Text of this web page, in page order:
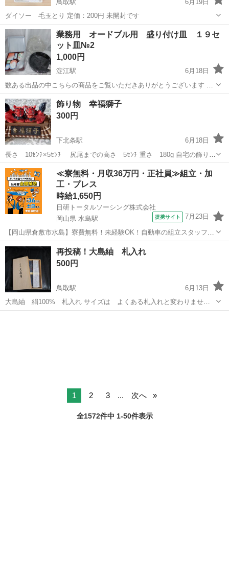
鳥取駅
6月19日
ダイソー 毛玉とり 定価：200円 未開封です
鳥取 鳥取市 鳥取駅 その他
業務用 オードブル用 盛り付け皿 １９セ
ット皿№2
1,000円
淀江駅
6月18日
数ある出品の中こちらの商品をご覧いただきありがとうございます ＊
土曜日の午前中は事前連絡を頂けましたら対応するように致します 土
曜日の午後、日曜日、祝日は対応いたしかねますのでよろしくお願い
いたします ＊仕事の状況...
鳥取 米子市 淀江駅 その他
飾り物 幸福獅子
300円
下北条駅
6月18日
長さ 10ｾﾝﾁ×5ｾﾝﾁ 尻尾までの高さ 5ｾﾝﾁ 重さ 180g 自宅の飾り棚
に置いて保管 画像のボンドの接着部分は当初から ご理解お願いしま
す。 重さがあるので、ペーパーウェイトとして使われてもいいかもし
れません...
鳥取 東伯郡 下北条駅 その他 飾り物
≪寮無料・月収36万円・正社員≫組立・加
工・プレス
時給1,650円
日研トータルソーシング株式会社
岡山県 水島駅
提携サイト 7月23日
【岡山県倉敷市水島】寮費無料！未経験OK！自動車の組立スタッフ
《お仕事No.NS0089》 お仕事について 車の組立作業です。専用レール
に乗って流れてくる車の骨組みに、車内外の各部品・ハンドル・足回
り・ドア・シートなどの各...
岡山 倉敷市 水島駅 その他
再投稿！大島紬 札入れ
500円
鳥取駅
6月13日
大島紬 絹100% 札入れ サイズは よくある札入れと変わりません
未使用 美品 木箱に入っています
1 2 3 ... 次へ
全1572件中 1-50件表示